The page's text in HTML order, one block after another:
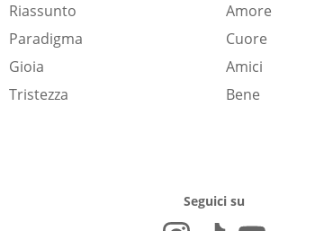
Riassunto
Paradigma
Gioia
Tristezza
Amore
Cuore
Amici
Bene
Seguici su